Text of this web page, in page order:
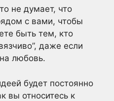
не думает, что
с вами, чтобы
быть тем, кто
даже если
любовь.
будет постоянно
вы относитесь к